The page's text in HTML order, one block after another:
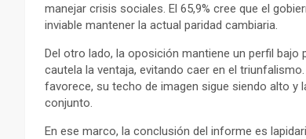
manejar crisis sociales. El 65,9% cree que el
inviable mantener la actual paridad cambiaria.
Del otro lado, la oposición mantiene un perfil
cautela la ventaja, evitando caer en el
favorece, su techo de imagen sigue siendo alto
conjunto.
En ese marco, la conclusión del informe es